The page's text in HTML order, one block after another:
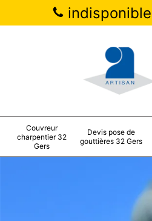
indisponible
Couvreur
charpentier 32
Gers
Devis pose de
gouttières 32 Gers